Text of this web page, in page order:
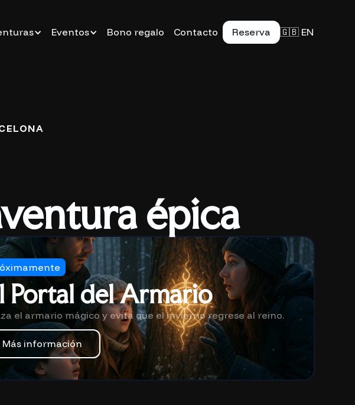
Eventos Bono regalo Contacto Reserva 🇬🇧 EN
épica
Portal del Armario
el armario mágico y evita que el invierno regrese al reino.
Más información